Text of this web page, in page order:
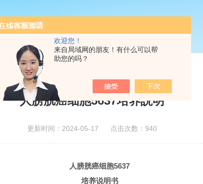
欢迎您！
来自局域网的朋友！有什么可以帮
助您的吗？
人膀胱癌细胞5637培养説明
更新时间：2024-05-17 点击次数：940
人膀胱癌细胞5637
培养说明书